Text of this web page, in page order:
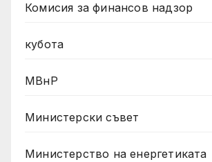
Комисия за финансов надзор
кубота
МВнР
Министерски съвет
Министерство на енергетиката